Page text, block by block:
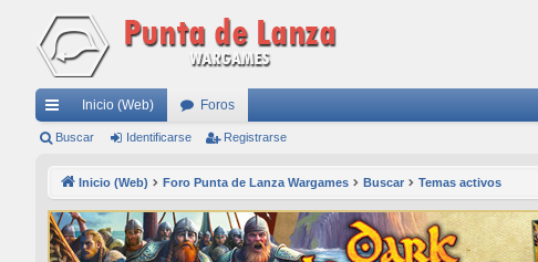
nl
rá
Inicio (Web) Foros
Buscar Identificarse Registrarse
Inicio (Web) Foro Punta de Lanza Wargames Buscar Temas activos